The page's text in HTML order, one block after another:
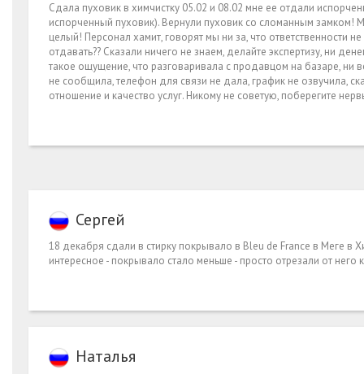
Сдала пуховик в химчистку 05.02 и 08.02 мне ее отдали
испорченный пуховик). Вернули пуховик со сломанным замком!
целый! Персонал хамит, говорят мы ни за, что ответственности
отдавать?? Сказали ничего не знаем, делайте экспертизу, ни
такое ощущение, что разговаривала с продавцом на базаре, ни
не сообщила, телефон для связи не дала, график не озвучила,
отношение и качество услуг. Никому не советую, поберегите
Сергей
18 декабря сдали в стирку покрывало в Bleu de France в Меге в
интересное - покрывало стало меньше - просто отрезали от
Наталья